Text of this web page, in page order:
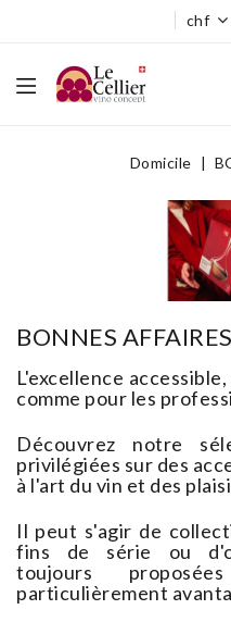
chf
Domicile
BONNES AFFAIRES
L'excellence
comme pour les
Découvrez notre
privilégiées sur des
à l'art du vin et des
Il peut s'agir de
fins de série ou
toujours
particulièrement